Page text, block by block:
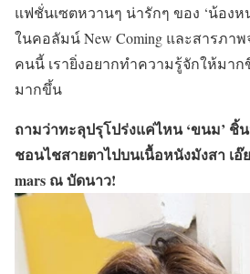
แฟชั่นเซตหวานๆ น่ารักๆ ของ ‘น้องห
ในคอลัมน์ New Coming และสารภาพ
คนนี้ เรายิ่งอยากทำความรู้จักให้มา
มากขึ้น
ถามว่าทะลุปรุโปร่งแค่ไหน ‘ขนม’ ชิ้
ชอนไชสายตาไปบนเนื้อหนังมังสา เ
mars ณ บัดนาว!